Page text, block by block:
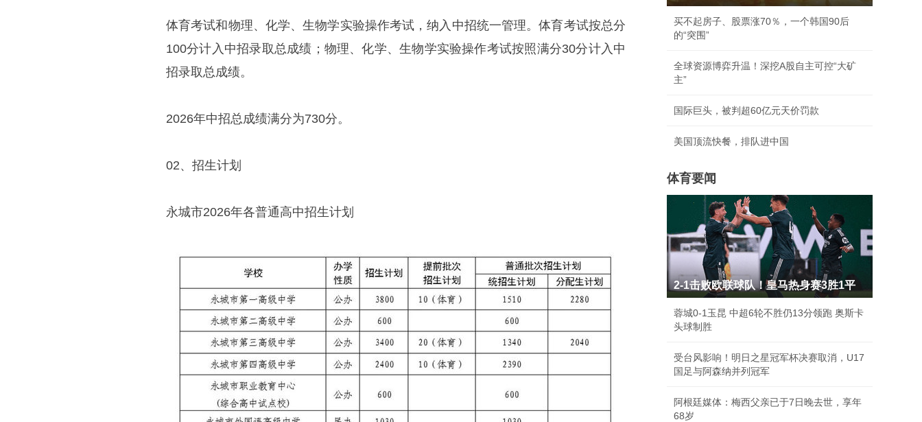
体育考试和物理、化学、生物学实验操作考试，纳入中招统一管理。体育考试按总分
100分计入中招录取总成绩；物理、化学、生物学实验操作考试按照满分30分计入中
招录取总成绩。
2026年中招总成绩满分为730分。
02、招生计划
永城市2026年各普通高中招生计划
买不起房子、股票涨70％，一个韩国90后
的“突围”
全球资源博弈升温！深挖A股自主可控“大矿
主”
国际巨头，被判超60亿元天价罚款
美国顶流快餐，排队进中国
体育要闻
2-1击败欧联球队！皇马热身赛3胜1平
蓉城0-1玉昆 中超6轮不胜仍13分领跑 奥斯卡
头球制胜
受台风影响！明日之星冠军杯决赛取消，U17
国足与阿森纳并列冠军
阿根廷媒体：梅西父亲已于7日晚去世，享年
68岁